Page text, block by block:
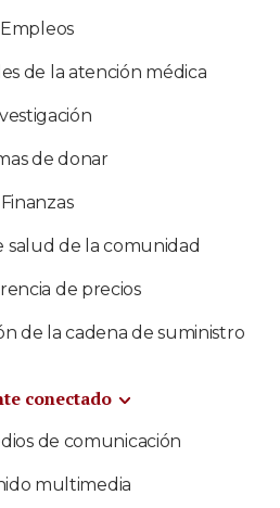
Empleos
de la atención médica
de donar
Finanzas
salud de la comunidad
de precios
de la cadena de suministro
conectado
de comunicación
multimedia